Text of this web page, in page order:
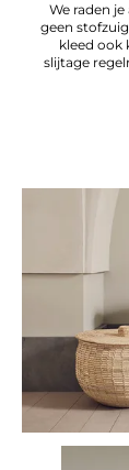
We raden
geen
kleed ook
slijtage